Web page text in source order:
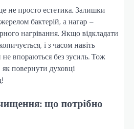
не просто естетика. Залишки
бактерій, а нагар –
нагрівання. Якщо відкладати
і з часом навіть
впораються без зусиль. Тож
повернути духовці
що потрібно